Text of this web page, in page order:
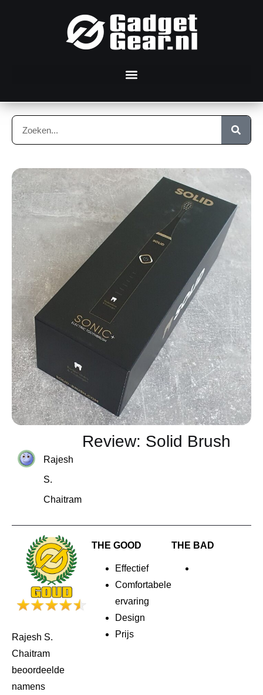
Rajesh
S.
Chaitram
Review: Solid Brush
Rajesh S.
Chaitram
beoordeelde
namens
THE GOOD
Effectief
Comfortabele
ervaring
Design
Prijs
THE BAD